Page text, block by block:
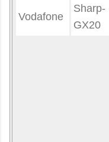
Vodafone
Sharp-
GX20